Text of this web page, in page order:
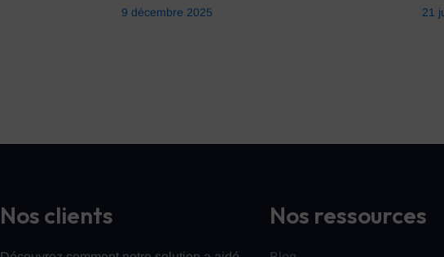
9 décembre 2025 21
Nos clients Nos ressources